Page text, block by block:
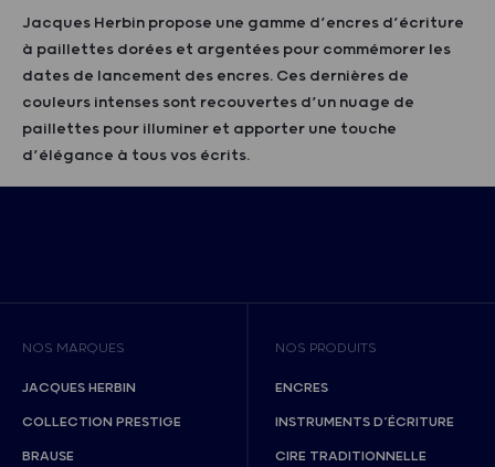
Jacques Herbin propose une gamme d’encres d’écriture
à paillettes dorées et argentées pour commémorer les
dates de lancement des encres. Ces dernières de
couleurs intenses sont recouvertes d’un nuage de
paillettes pour illuminer et apporter une touche
d’élégance à tous vos écrits.
NOS MARQUES
JACQUES HERBIN
COLLECTION PRESTIGE
BRAUSE
NOS PRODUITS
ENCRES
INSTRUMENTS D’ÉCRITURE
CIRE TRADITIONNELLE